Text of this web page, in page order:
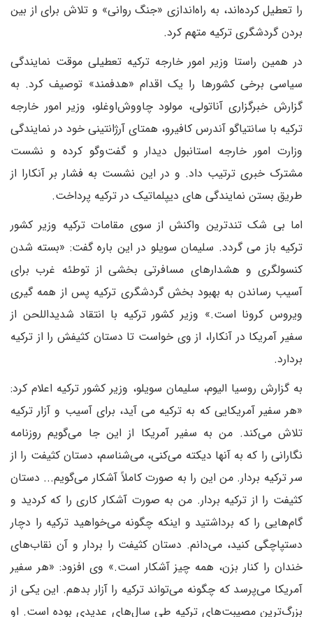
را تعطیل کرده‌اند، به راه‌اندازی «جنگ روانی» و تلاش برای از بین
بردن گردشگری ترکیه متهم کرد.
در همین راستا وزیر امور خارجه ترکیه تعطیلی موقت نمایندگی
سیاسی برخی کشورها را یک اقدام «هدفمند» توصیف کرد. به
گزارش خبرگزاری آناتولی، مولود چاووش‌اوغلو، وزیر امور خارجه
ترکیه با سانتیاگو آندرس کافیرو، همتای آرژانتینی خود در نمایندگی
وزارت امور خارجه استانبول دیدار و گفت‌وگو کرده و نشست
مشترک خبری ترتیب داد. و در این نشست به فشار بر آنکارا از
طریق بستن نمایندگی های دیپلماتیک در ترکیه پرداخت.
اما بی شک تندترین واکنش از سوی مقامات ترکیه وزیر کشور
ترکیه باز می گردد. سلیمان سویلو در این باره گفت: «بسته شدن
کنسولگری و هشدارهای مسافرتی بخشی از توطئه غرب برای
آسیب رساندن به بهبود بخش گردشگری ترکیه پس از همه گیری
ویروس کرونا است.» وزیر کشور ترکیه با انتقاد شدیداللحن از
سفیر آمریکا در آنکارا، از وی خواست تا دستان کثیفش را از ترکیه
بردارد.
به گزارش روسیا الیوم، سلیمان سویلو، وزیر کشور ترکیه اعلام کرد:
«هر سفیر آمریکایی که به ترکیه می آید، برای آسیب و آزار ترکیه
تلاش می‌کند. من به سفیر آمریکا از این جا می‌گویم روزنامه
نگارانی را که به آنها دیکته می‌کنی، می‌شناسم، دستان کثیفت را از
سر ترکیه بردار. من این را به صورت کاملاً آشکار می‌گویم... دستان
کثیفت را از ترکیه بردار. من به صورت آشکار کاری را که کردید و
گام‌هایی را که برداشتید و اینکه چگونه می‌خواهید ترکیه را دچار
دستپاچگی کنید، می‌دانم. دستان کثیفت را بردار و آن نقاب‌های
خندان را کنار بزن، همه چیز آشکار است.» وی افزود: «هر سفیر
آمریکا می‌پرسد که چگونه می‌تواند ترکیه را آزار بدهم. این یکی از
بزرگ‌ترین مصیبت‌های ترکیه طی سال‌های عدیدی بوده است. او